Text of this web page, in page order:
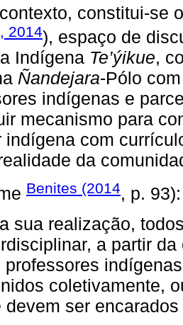
constitui-se
2014), espaço de
Indígena Te’ýikue,
Ñandejara-Pólo
indígenas e
mecanismo para
indígena com
da
Benites (2014, p. 93):
sua realização,
a partir
professores
coletivamente,
devem ser